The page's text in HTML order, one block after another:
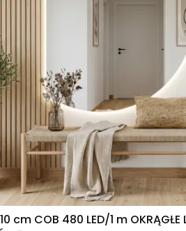
cm COB 480 LED/1 m OKRĄGŁE